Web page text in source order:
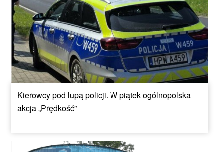
Kierowcy pod lupą policji. W piątek ogólnopolska
akcja „Prędkość”